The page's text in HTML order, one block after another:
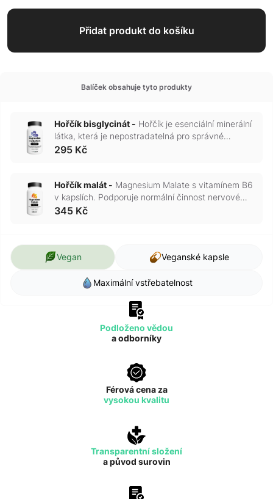
Přidat produkt do košíku
Balíček obsahuje tyto produkty
Hořčík bisglycinát - Hořčík je esenciální minerální
látka, která je nepostradatelná pro správné
fungování svalů, nervů a tvorbu energie.
295 Kč
Hořčík malát - Magnesium Malate s vitamínem B6
v kapslích. Podporuje normální činnost nervové
soustavy a pomáhá snížit únavu a vyčerpání.
345 Kč
Vegan Veganské kapsle
Maximální vstřebatelnost
Podloženo vědou
a odborníky
Férová cena za
vysokou kvalitu
Transparentní složení
a původ surovin